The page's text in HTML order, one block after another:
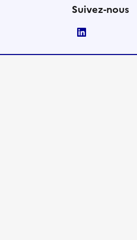
Suivez-nous